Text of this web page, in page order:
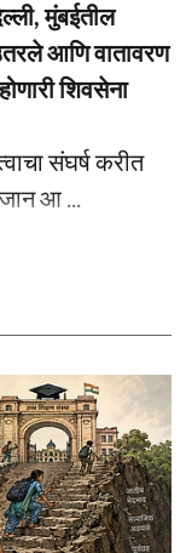
मुंबईतील
उतरले आणि वातावरण
शिवसेना
संघर्ष करीत
आ ...